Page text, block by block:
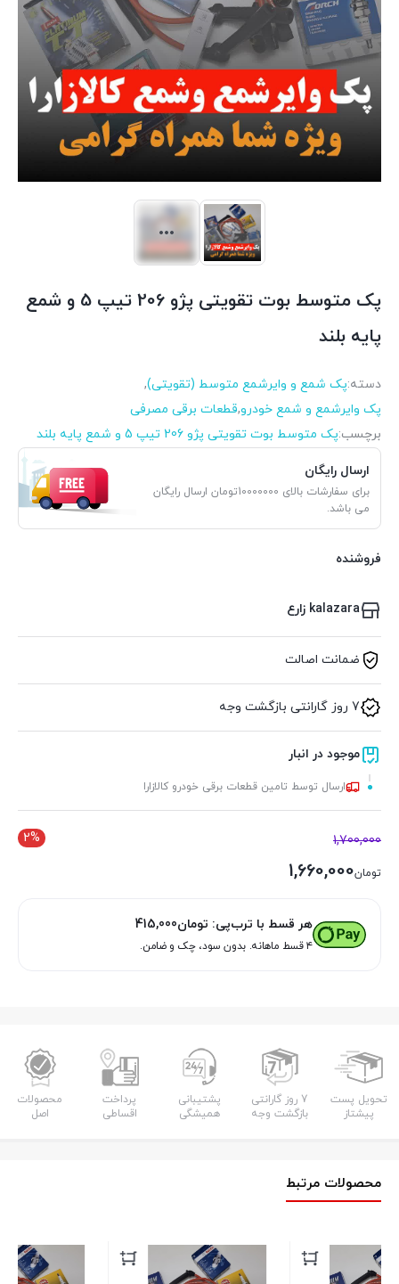
پک متوسط بوت تقویتی پژو 206 تیپ 5 و شمع
پایه بلند
دسته:پک شمع و وایرشمع متوسط (تقویتی),
پک وایرشمع و شمع خودرو,قطعات برقی مصرفی
برچسب:پک متوسط بوت تقویتی پژو 206 تیپ 5 و شمع پایه بلند
ارسال رایگان
برای سفارشات بالای 10000000تومان ارسال رایگان
می باشد.
فروشنده
kalazara زارع
ضمانت اصالت
7 روز گارانتی بازگشت وجه
موجود در انبار
ارسال توسط تامین قطعات برقی خودرو کالازارا
2% 1,700,000
تومان1,660,000
هر قسط با ترب‌پی: تومان415,000
۴ قسط ماهانه. بدون سود، چک و ضامن.
تحویل پست
پیشتاز
7 روز گارانتی
بازگشت وجه
پشتیبانی
همیشگی
پرداخت
اقساطی
محصولات
اصل
محصولات مرتبط